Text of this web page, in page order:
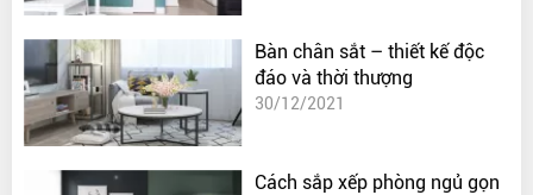
Bàn chân sắt – thiết kế độc
đáo và thời thượng
30/12/2021
Cách sắp xếp phòng ngủ gọn